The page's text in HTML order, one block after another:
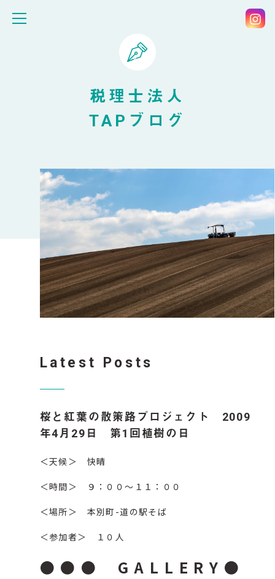
税理士法人
TAPブログ
Latest Posts
桜と紅葉の散策路プロジェクト 2009
年4月29日 第1回植樹の日
＜天候＞ 快晴
＜時間＞ ９：００～１１：００
＜場所＞ 本別町-道の駅そば
＜参加者＞ １０人
● ● ● G A L L E R Y ●